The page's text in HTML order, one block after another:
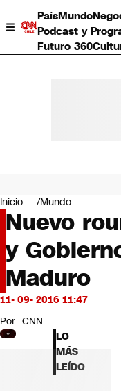
PaísMundo
Podcast y
Futuro 360
Negocios
Deportes
Programas
Cultura
Servicios
Bits
CNN tiempo
Futuro 360
Opinión
Inicio Mundo
Nuevo
y
Maduro
11- 09- 2016 11:47
Por CNN
LO
MÁS
LEÍDO